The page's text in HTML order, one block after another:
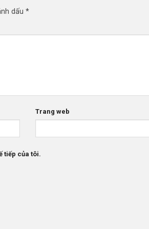
dấu *
Trang web
tiếp của tôi.